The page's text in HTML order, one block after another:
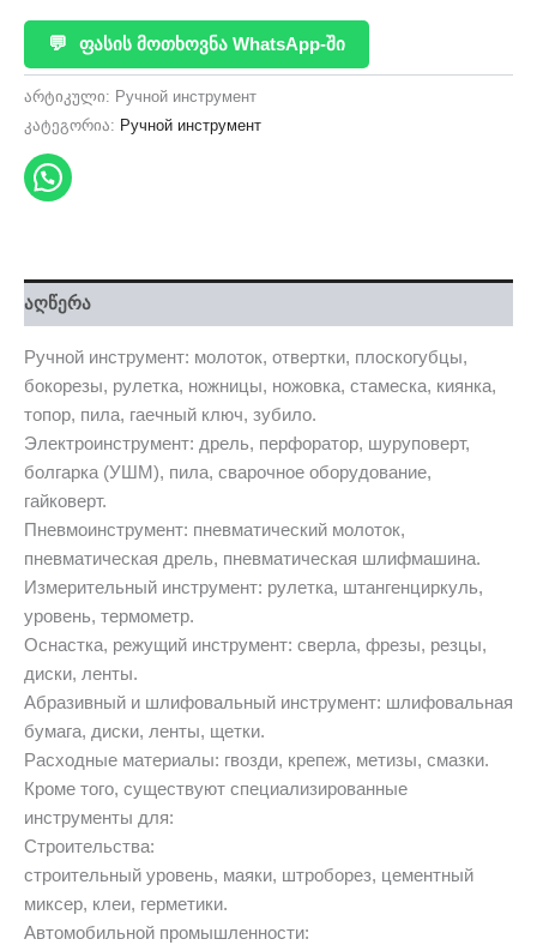
💬 ფასის მოთხოვნა WhatsApp-ში
არტიკული: Ручной инструмент
კატეგორია: Ручной инструмент
აღწერა
Ручной инструмент: молоток, отвертки, плоскогубцы,
бокорезы, рулетка, ножницы, ножовка, стамеска, киянка,
топор, пила, гаечный ключ, зубило.
Электроинструмент: дрель, перфоратор, шуруповерт,
болгарка (УШМ), пила, сварочное оборудование,
гайковерт.
Пневмоинструмент: пневматический молоток,
пневматическая дрель, пневматическая шлифмашина.
Измерительный инструмент: рулетка, штангенциркуль,
уровень, термометр.
Оснастка, режущий инструмент: сверла, фрезы, резцы,
диски, ленты.
Абразивный и шлифовальный инструмент: шлифовальная
бумага, диски, ленты, щетки.
Расходные материалы: гвозди, крепеж, метизы, смазки.
Кроме того, существуют специализированные
инструменты для:
Строительства:
строительный уровень, маяки, штроборез, цементный
миксер, клеи, герметики.
Автомобильной промышленности: